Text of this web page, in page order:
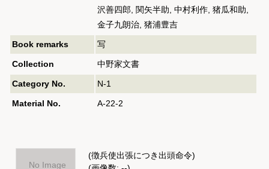
沢善四郎, 関矢半助, 中村利作, 猪瓜和助,
金子九朗治, 猪浦豊吉
Book remarks 写
Collection 中野家文書
Category No. N-1
Material No. A-22-2
No Image
(徴兵使出張につき出頭命令)